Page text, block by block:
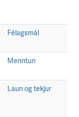
Félagsmál
Menntun
Laun og tekjur